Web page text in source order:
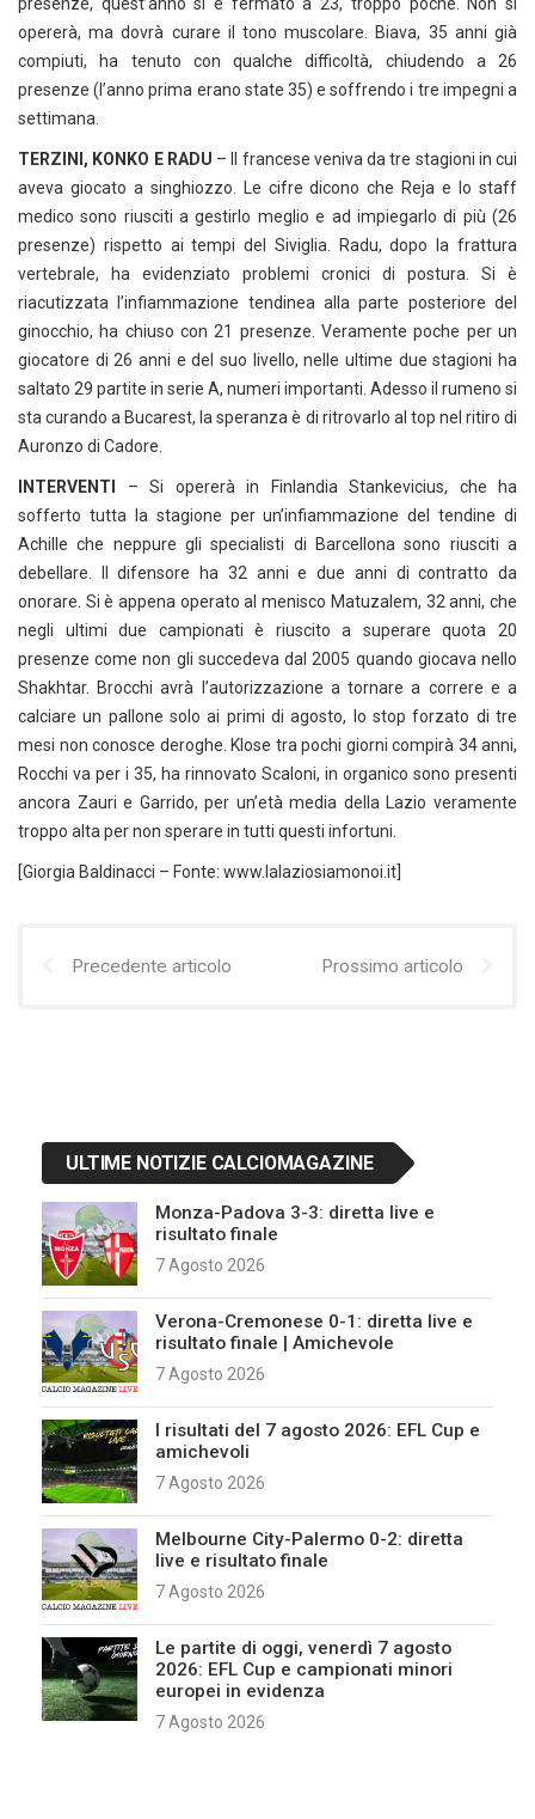
opererà, ma dovrà curare il tono muscolare. Biava, 35 anni già
compiuti, ha tenuto con qualche difficoltà, chiudendo a 26
presenze (l’anno prima erano state 35) e soffrendo i tre impegni a
settimana.
TERZINI, KONKO E RADU – Il francese veniva da tre stagioni in cui
aveva giocato a singhiozzo. Le cifre dicono che Reja e lo staff
medico sono riusciti a gestirlo meglio e ad impiegarlo di più (26
presenze) rispetto ai tempi del Siviglia. Radu, dopo la frattura
vertebrale, ha evidenziato problemi cronici di postura. Si è
riacutizzata l’infiammazione tendinea alla parte posteriore del
ginocchio, ha chiuso con 21 presenze. Veramente poche per un
giocatore di 26 anni e del suo livello, nelle ultime due stagioni ha
saltato 29 partite in serie A, numeri importanti. Adesso il rumeno si
sta curando a Bucarest, la speranza è di ritrovarlo al top nel ritiro di
Auronzo di Cadore.
INTERVENTI
– Si opererà in Finlandia Stankevicius, che ha
sofferto tutta la stagione per un’infiammazione del tendine di
Achille che neppure gli specialisti di Barcellona sono riusciti a
debellare. Il difensore ha 32 anni e due anni di contratto da
onorare. Si è appena operato al menisco Matuzalem, 32 anni, che
negli ultimi due campionati è riuscito a superare quota 20
presenze come non gli succedeva dal 2005 quando giocava nello
Shakhtar. Brocchi avrà l’autorizzazione a tornare a correre e a
calciare un pallone solo ai primi di agosto, lo stop forzato di tre
mesi non conosce deroghe. Klose tra pochi giorni compirà 34 anni,
Rocchi va per i 35, ha rinnovato Scaloni, in organico sono presenti
ancora Zauri e Garrido, per un’età media della Lazio veramente
troppo alta per non sperare in tutti questi infortuni.
[Giorgia Baldinacci – Fonte: www.lalaziosiamonoi.it]
Precedente articolo Prossimo articolo
ULTIME NOTIZIE CALCIOMAGAZINE
Monza-Padova 3-3: diretta live e
risultato finale
7 Agosto 2026
Verona-Cremonese 0-1: diretta live e
risultato finale | Amichevole
7 Agosto 2026
I risultati del 7 agosto 2026: EFL Cup e
amichevoli
7 Agosto 2026
Melbourne City-Palermo 0-2: diretta
live e risultato finale
7 Agosto 2026
Le partite di oggi, venerdì 7 agosto
2026: EFL Cup e campionati minori
europei in evidenza
7 Agosto 2026